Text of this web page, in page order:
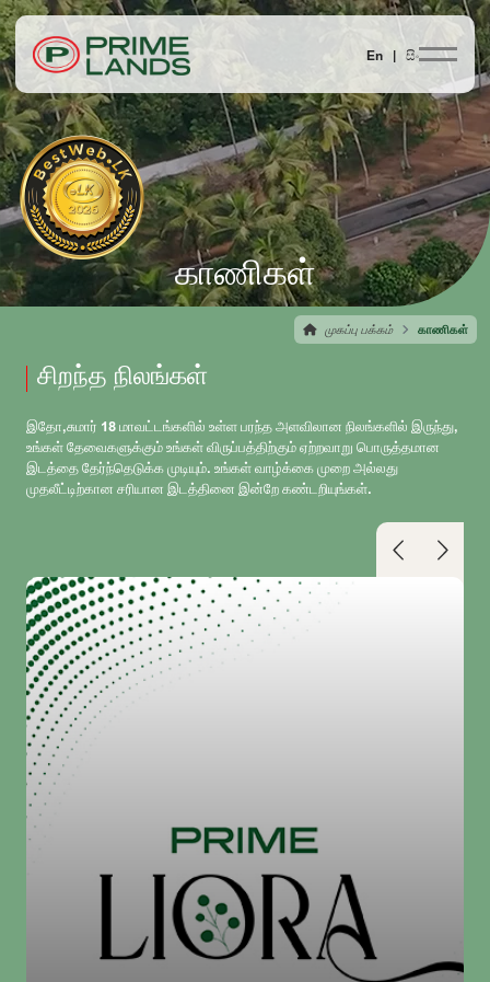
En | සිං
காணிகள்
முகப்பு பக்கம் காணிகள்
சிறந்த நிலங்கள்
இதோ,சுமார் 18 மாவட்டங்களில் உள்ள பரந்த அளவிலான நிலங்களில் இருந்து,
உங்கள் தேவைகளுக்கும் உங்கள் விருப்பத்திற்கும் ஏற்றவாறு பொருத்தமான
இடத்தை தேர்ந்தெடுக்க முடியும். உங்கள் வாழ்க்கை முறை அல்லது
முதலீட்டிற்கான சரியான இடத்தினை இன்றே கண்டறியுங்கள்.